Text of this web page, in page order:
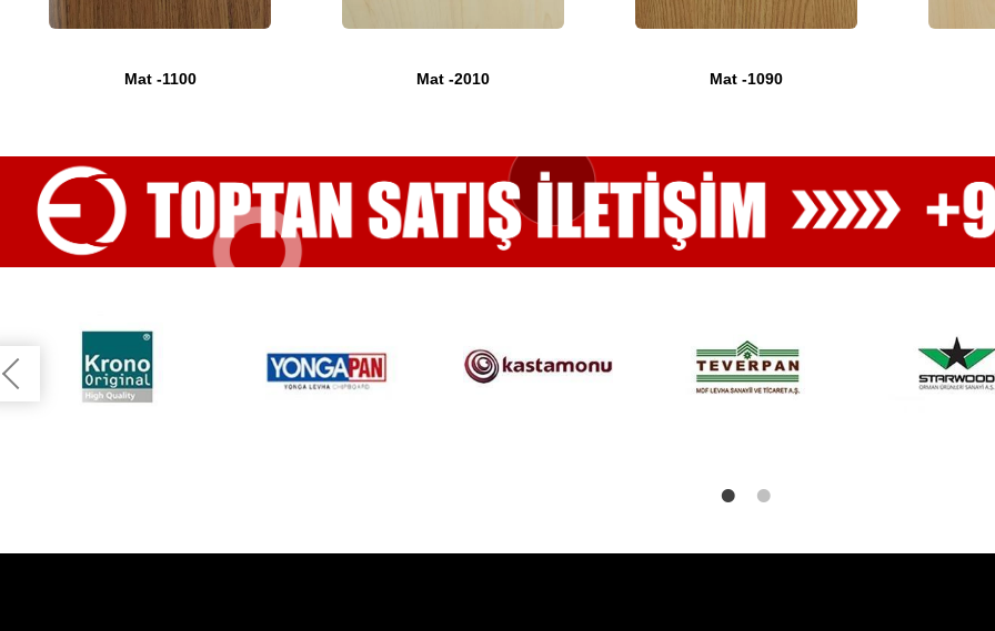
Mat -1100 Mat -2010 Mat -1090